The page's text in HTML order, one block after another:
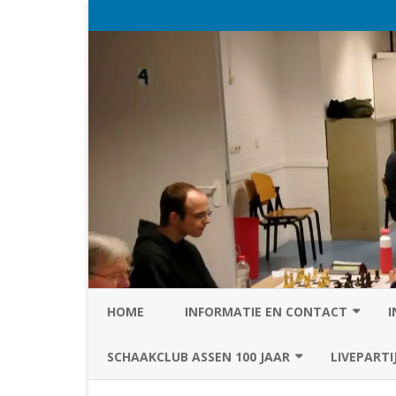
HOME INFORMATIE EN CONTACT
PRIVACY STATEMENT VAN SC
SCHAAKCLUB ASSEN 100 JAAR